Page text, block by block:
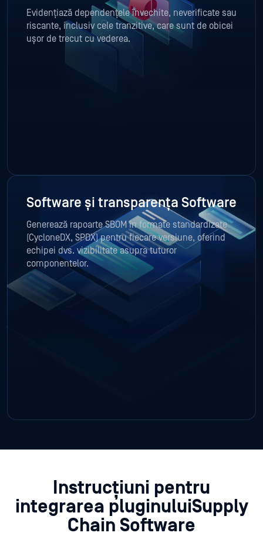
Evidențiază dependențele învechite, neverificate sau
riscante, inclusiv cele tranzitive, care sunt de obicei
ușor de trecut cu vederea.
Software și transparența Software
Generează rapoarte SBOM în formate standardizate
(CycloneDX, SPDX) pentru fiecare versiune, oferind
echipei dvs. vizibilitate asupra tuturor
componentelor.
Instrucțiuni pentru
integrarea pluginuluiSupply
Chain Software